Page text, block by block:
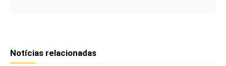
Notícias relacionadas